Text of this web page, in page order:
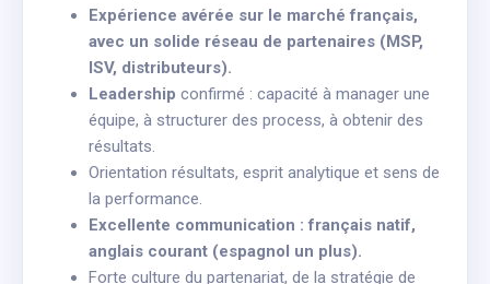
Expérience avérée sur le marché français,
avec un solide réseau de partenaires (MSP,
ISV, distributeurs).
Leadership confirmé : capacité à manager une
équipe, à structurer des process, à obtenir des
résultats.
Orientation résultats, esprit analytique et sens de
la performance.
Excellente communication : français natif,
anglais courant (espagnol un plus).
Forte culture du partenariat, de la stratégie de